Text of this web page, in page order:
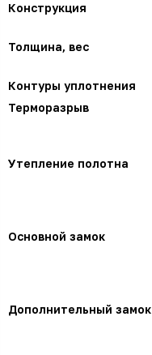
Конструкция
Толщина, вес
Контуры уплотнения
Терморазрыв
Утепление полотна
Основной замок
Дополнительный замок